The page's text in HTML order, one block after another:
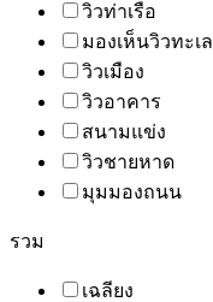
วิวท่าเรือ
มองเห็นวิวทะเล
วิวเมือง
วิวอาคาร
สนามแข่ง
วิวชายหาด
มุมมองถนน
รวม
เฉลียง